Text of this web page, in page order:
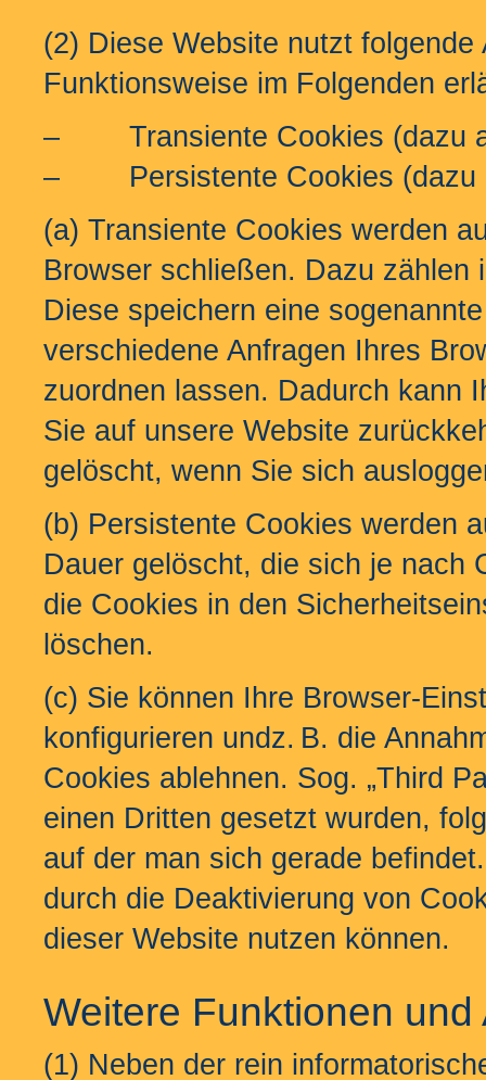
(2) Diese Website nutzt
Funktionsweise im Folgenden
– Transiente Cookies (dazu
– Persistente Cookies (dazu
(a) Transiente Cookies werden
Browser schließen. Dazu zählen
Diese speichern eine
verschiedene Anfragen Ihres
zuordnen lassen. Dadurch kann
Sie auf unsere Website
gelöscht, wenn Sie sich
(b) Persistente Cookies werden
Dauer gelöscht, die sich je nach
die Cookies in den
löschen.
(c) Sie können Ihre Browser-
konfigurieren undz. B. die
Cookies ablehnen. Sog. „Third
einen Dritten gesetzt wurden,
auf der man sich gerade
durch die Deaktivierung von
dieser Website nutzen können.
Weitere Funktionen
(1) Neben der rein